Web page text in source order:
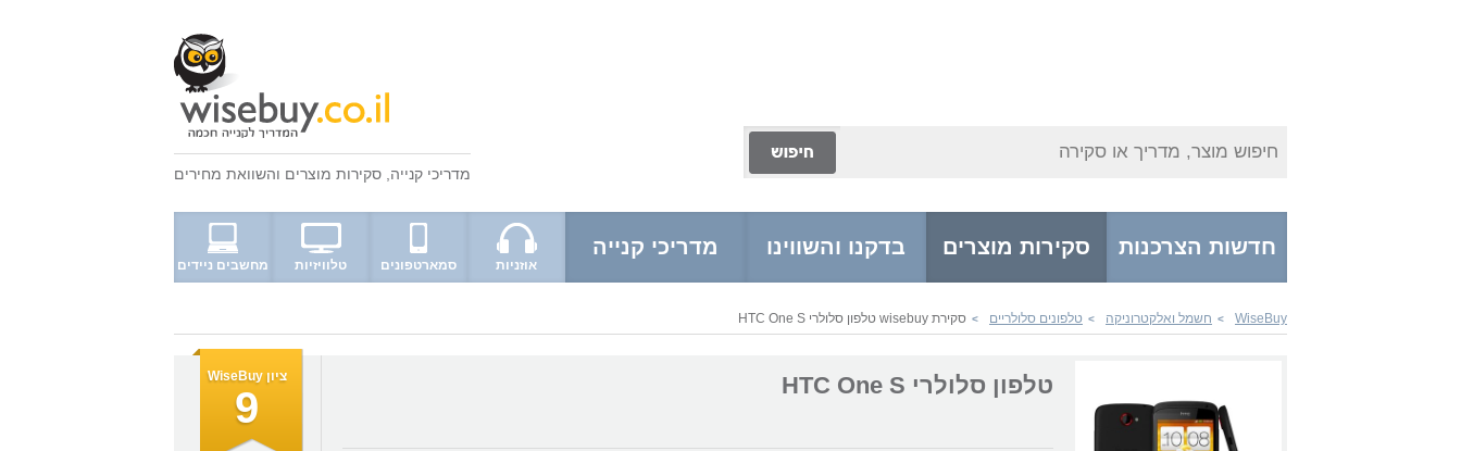
חיפוש מוצר, מדריך או סקירה
מדריכי קנייה סקירות מוצרים והשוואת מחירים
חדשות הצרכנות סקירות מוצרים בדקנו והשווינו מדריכי קנייה
אוזניות סמארטפונים טלוויזיות מחשבים ניידים
WiseBuy
> חשמל ואלקטרוניקה > טלפונים סלולריים > סקירת wisebuy טלפון סלולרי HTC One S
טלפון סלולרי HTC One S ציון WiseBuy
9